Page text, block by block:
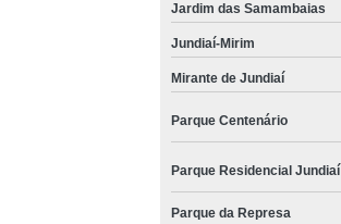
Jardim das Samambaias
Jundiaí-Mirim
Mirante de Jundiaí
Parque Centenário
Parque Residencial Jundiaí I
Parque da Represa